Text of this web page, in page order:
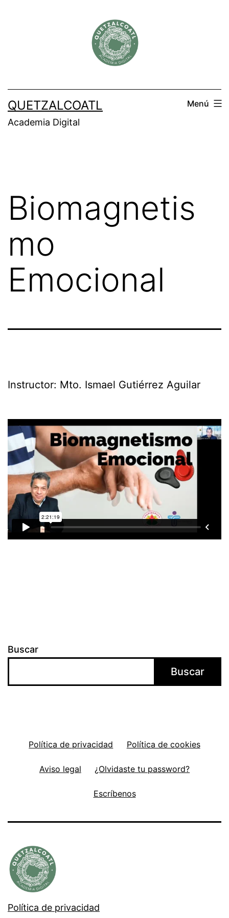
QUETZALCOATL
Academia Digital
Menú
Biomagnetis
mo
Emocional
Instructor: Mto. Ismael Gutiérrez Aguilar
Buscar
Buscar
Política de privacidad Política de cookies
Aviso legal ¿Olvidaste tu password?
Escríbenos
Política de privacidad